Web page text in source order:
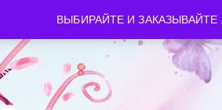
ВЫБИРАЙТЕ И
+7 903 544 11 18 г. Москва Время